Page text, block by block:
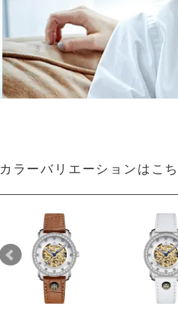
カラーバリエーションはこ